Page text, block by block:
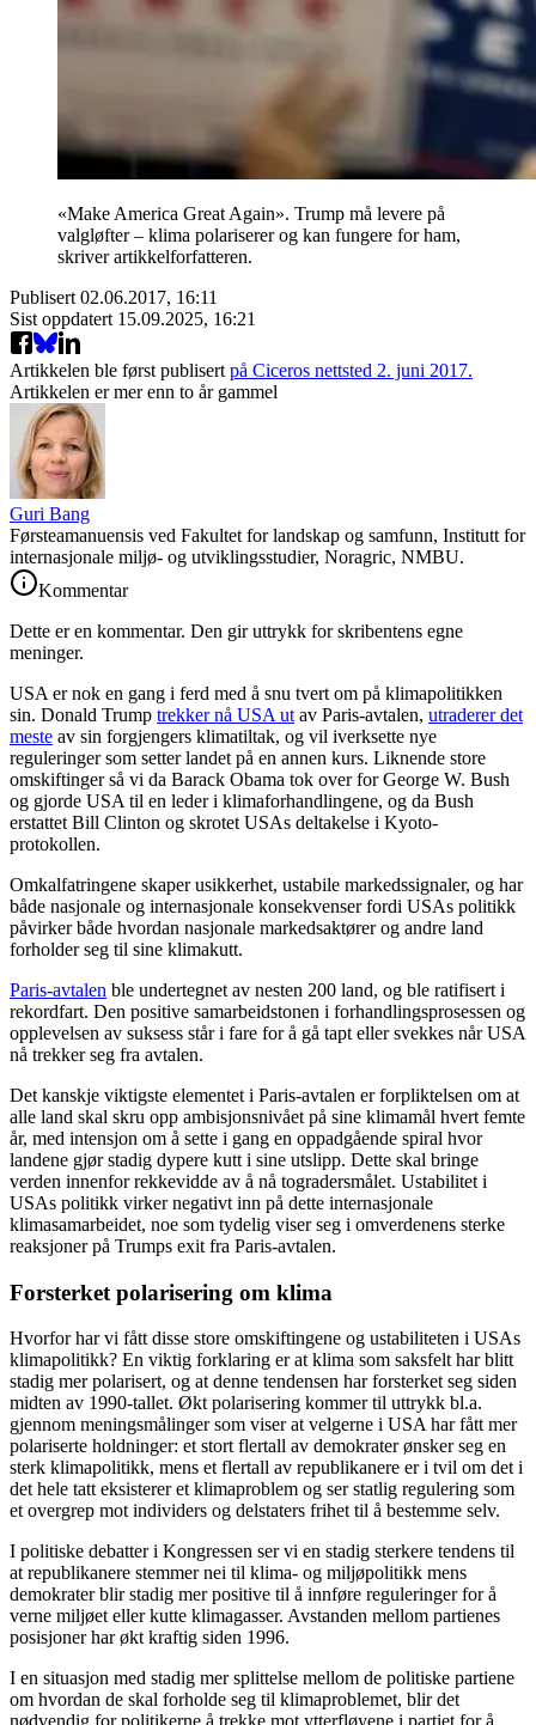
«Make America Great Again». Trump må levere på
valgløfter – klima polariserer og kan fungere for ham,
skriver artikkelforfatteren.
Publisert 02.06.2017, 16:11
Sist oppdatert 15.09.2025, 16:21
Artikkelen ble først publisert på Ciceros nettsted 2. juni 2017.
Artikkelen er mer enn to år gammel
Guri Bang
Førsteamanuensis ved Fakultet for landskap og samfunn, Institutt for
internasjonale miljø- og utviklingsstudier, Noragric, NMBU.
Kommentar
Dette er en kommentar. Den gir uttrykk for skribentens egne
meninger.
USA er nok en gang i ferd med å snu tvert om på klimapolitikken
sin. Donald Trump trekker nå USA ut av Paris-avtalen, utraderer det
meste av sin forgjengers klimatiltak, og vil iverksette nye
reguleringer som setter landet på en annen kurs. Liknende store
omskiftinger så vi da Barack Obama tok over for George W. Bush
og gjorde USA til en leder i klimaforhandlingene, og da Bush
erstattet Bill Clinton og skrotet USAs deltakelse i Kyoto-
protokollen.
Omkalfatringene skaper usikkerhet, ustabile markedssignaler, og har
både nasjonale og internasjonale konsekvenser fordi USAs politikk
påvirker både hvordan nasjonale markedsaktører og andre land
forholder seg til sine klimakutt.
Paris-avtalen ble undertegnet av nesten 200 land, og ble ratifisert i
rekordfart. Den positive samarbeidstonen i forhandlingsprosessen og
opplevelsen av suksess står i fare for å gå tapt eller svekkes når USA
nå trekker seg fra avtalen.
Det kanskje viktigste elementet i Paris-avtalen er forpliktelsen om at
alle land skal skru opp ambisjonsnivået på sine klimamål hvert femte
år, med intensjon om å sette i gang en oppadgående spiral hvor
landene gjør stadig dypere kutt i sine utslipp. Dette skal bringe
verden innenfor rekkevidde av å nå togradersmålet. Ustabilitet i
USAs politikk virker negativt inn på dette internasjonale
klimasamarbeidet, noe som tydelig viser seg i omverdenens sterke
reaksjoner på Trumps exit fra Paris-avtalen.
Forsterket polarisering om klima
Hvorfor har vi fått disse store omskiftingene og ustabiliteten i USAs
klimapolitikk? En viktig forklaring er at klima som saksfelt har blitt
stadig mer polarisert, og at denne tendensen har forsterket seg siden
midten av 1990-tallet. Økt polarisering kommer til uttrykk bl.a.
gjennom meningsmålinger som viser at velgerne i USA har fått mer
polariserte holdninger: et stort flertall av demokrater ønsker seg en
sterk klimapolitikk, mens et flertall av republikanere er i tvil om det i
det hele tatt eksisterer et klimaproblem og ser statlig regulering som
et overgrep mot individers og delstaters frihet til å bestemme selv.
I politiske debatter i Kongressen ser vi en stadig sterkere tendens til
at republikanere stemmer nei til klima- og miljøpolitikk mens
demokrater blir stadig mer positive til å innføre reguleringer for å
verne miljøet eller kutte klimagasser. Avstanden mellom partienes
posisjoner har økt kraftig siden 1996.
I en situasjon med stadig mer splittelse mellom de politiske partiene
om hvordan de skal forholde seg til klimaproblemet, blir det